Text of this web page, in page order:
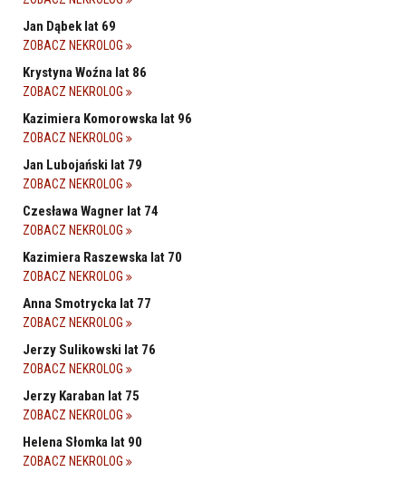
Jan Dąbek lat 69
ZOBACZ NEKROLOG
Krystyna Woźna lat 86
ZOBACZ NEKROLOG
Kazimiera Komorowska lat 96
ZOBACZ NEKROLOG
Jan Lubojański lat 79
ZOBACZ NEKROLOG
Czesława Wagner lat 74
ZOBACZ NEKROLOG
Kazimiera Raszewska lat 70
ZOBACZ NEKROLOG
Anna Smotrycka lat 77
ZOBACZ NEKROLOG
Jerzy Sulikowski lat 76
ZOBACZ NEKROLOG
Jerzy Karaban lat 75
ZOBACZ NEKROLOG
Helena Słomka lat 90
ZOBACZ NEKROLOG